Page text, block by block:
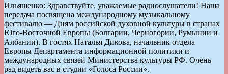
Ильяшенко: Здравствуйте, уважаемые радиослушатели! Наша
передача посвящена международному музыкальному
фестивалю — Дням российской духовной культуры в странах
Юго-Восточной Европы (Болгарии, Черногории, Румынии и
Албании). В гостях Наталья Дикова, начальник отдела
Европы Департамента информационной политики и
международных связей Министерства культуры РФ. Очень
рад видеть вас в студии «Голоса России».